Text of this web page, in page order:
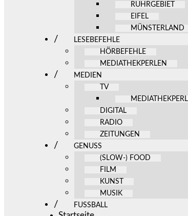
RUHRGEBIET
EIFEL
MÜNSTERLAND
LESEBEFEHLE
HÖRBEFEHLE
MEDIATHEKPERLEN
MEDIEN
TV
DIGITAL
RADIO
ZEITUNGEN
GENUSS
(SLOW-) FOOD
FILM
KUNST
MUSIK
FUSSBALL